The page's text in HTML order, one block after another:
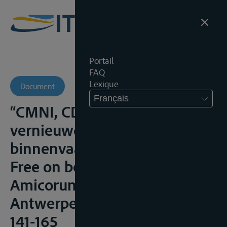
Portail
FAQ
Lexique
Français
Document
“CMNI, CDNI en het
vernieuwd Belgisch
binnenvaartvervoerrecht” in
Free on board. Liber
Amicorum Marc Huybrechts,
Antwerpen, Intersentia, 2011,
141-165